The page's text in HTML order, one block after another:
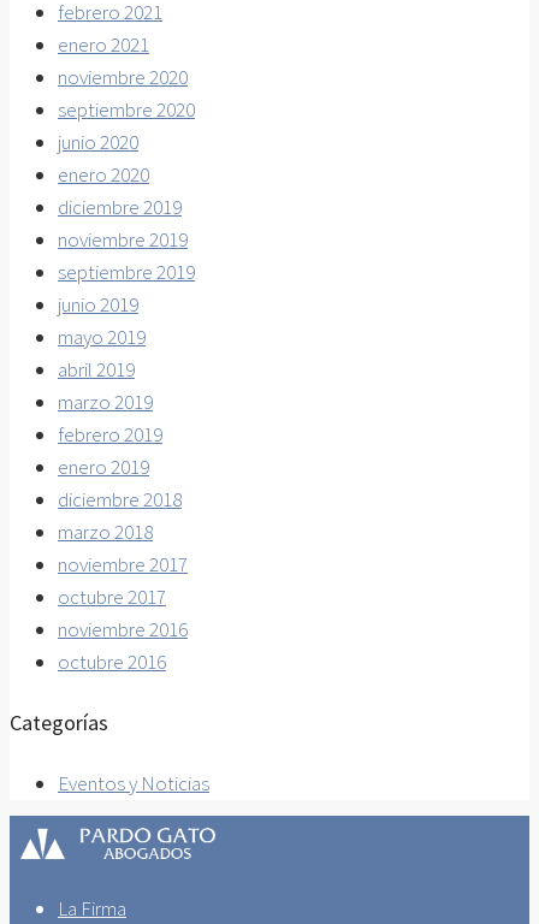
febrero 2021
enero 2021
noviembre 2020
septiembre 2020
junio 2020
enero 2020
diciembre 2019
noviembre 2019
septiembre 2019
junio 2019
mayo 2019
abril 2019
marzo 2019
febrero 2019
enero 2019
diciembre 2018
marzo 2018
noviembre 2017
octubre 2017
noviembre 2016
octubre 2016
Categorías
Eventos y Noticias
La Firma